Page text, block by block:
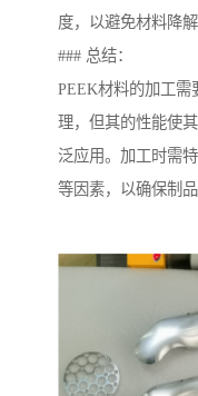
度，以避免材料降解
### 总结：
PEEK材料的加工
理，但其的性能使
泛应用。加工时需
等因素，以确保制品